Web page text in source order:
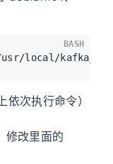
local/
BASH
次执行命令）
修改里面的